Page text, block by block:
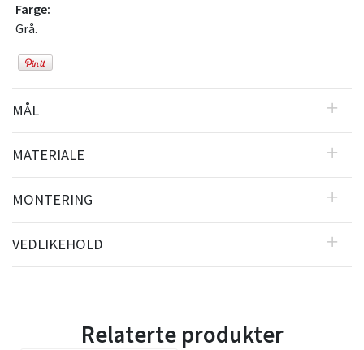
Farge:
Grå.
MÅL
MATERIALE
MONTERING
VEDLIKEHOLD
Relaterte produkter